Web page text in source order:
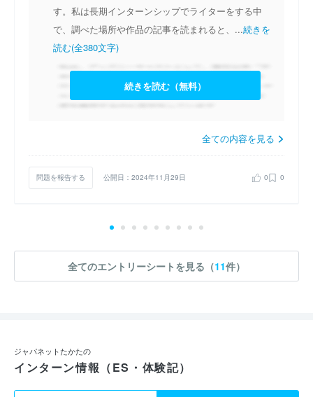
す。私は長期インターンシップでライターをする中
で、調べた場所や作品の記事を読まれると、...続きを
読む(全380文字)
続きを読む（無料）
全ての内容を見る
問題を報告する 公開日：2024年11月29日 0 0
全てのエントリーシートを見る（11件）
ジャパネットたかたの
インターン情報（ES・体験記）